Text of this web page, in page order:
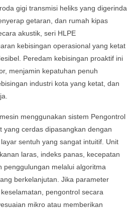
gigi transmisi heliks yang digerinda
getaran, dan rumah kipas
akustik, seri HLPE
kebisingan operasional yang ketat
Peredam kebisingan proaktif ini
menjamin kepatuhan penuh
industri kota yang ketat, dan
menggunakan sistem Pengontrol
yang cerdas dipasangkan dengan
sentuh yang sangat intuitif. Unit
laras, indeks panas, kecepatan
penggulungan melalui algoritma
berkelanjutan. Jika parameter
pengontrol secara
mikro atau memberikan